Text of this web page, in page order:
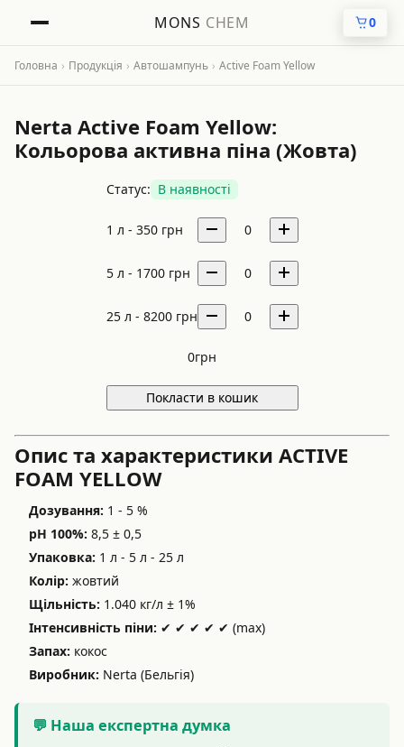
MONS CHEM 0
Головна › Продукція › Автошампунь › Active Foam Yellow
Nerta Active Foam Yellow:
Кольорова активна піна (Жовта)
Статус: В наявності
1 л - 350 грн 0
5 л - 1700 грн 0
25 л - 8200 грн 0
0грн
Покласти в кошик
Опис та характеристики ACTIVE
FOAM YELLOW
Дозування: 1 - 5 %
pH 100%: 8,5 ± 0,5
Упаковка: 1 л - 5 л - 25 л
Колір: жовтий
Щільність: 1.040 кг/л ± 1%
Інтенсивність піни: ✔ ✔ ✔ ✔ ✔ (max)
Запах: кокос
Виробник: Nerta (Бельгія)
💬 Наша експертна думка